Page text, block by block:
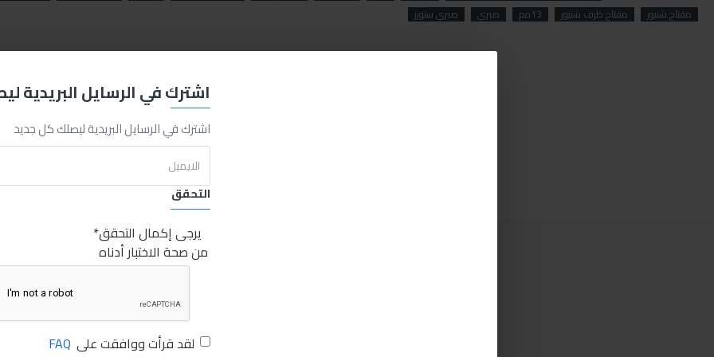
اشترك في الرسايل البريدية
اشترك في الرسايل البريدية ليصلك كل جديد
التحقق
يرجى إكمال التحقق
من صحة الاختبار أدناه
لقد قرأت ووافقت على FAQ
مفتاح شنيور
مفتاح ظرف شنيور 13مم صبري صبري ستورز